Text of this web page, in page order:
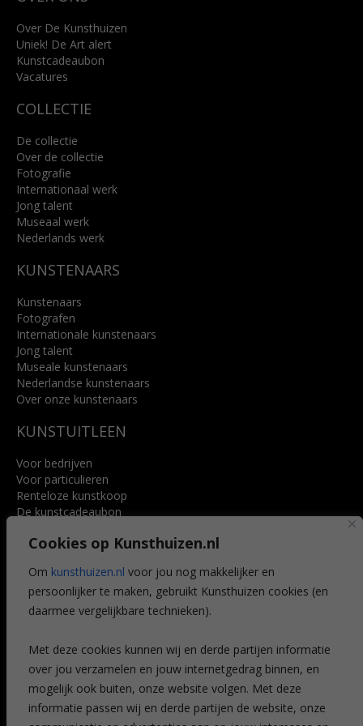
Cookies op Kunsthuizen.nl
Om kunsthuizen.nl voor jou nog makkelijker en
persoonlijker te maken, gebruikt Kunsthuizen cookies (en
daarmee vergelijkbare technieken).
Met deze cookies kunnen wij en derde partijen informatie
over jou verzamelen en jouw internetgedrag binnen, en
mogelijk ook buiten, onze website volgen. Met deze
informatie passen wij en derde partijen de website, onze
info@kunsthuisbreda.nl
Lees meer
Over De Kunsthuizen
Uniek! De Art alert
Kunstcadeaubon
Vacatures
COLLECTIE
De collectie
Over de collectie
Fotografie
Internationaal werk
Jong talent
Museaal werk
Nederlands werk
KUNSTENAARS
Kunstenaars
Fotografen
Internationale kunstenaars
Jong talent
Museale kunstenaars
Nederlandse kunstenaars
Over onze kunstenaars
KUNSTUITLEEN
Voor bedrijven
Voor particulieren
Renteloze kunstkoop
De kunstcadeaubon
Voordelen
Veelgestelde vragen
CONTACT
Leiden
Amsterdam
Breda
Favorieten
Mijn art alert